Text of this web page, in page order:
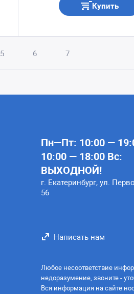
Купить
5 6 7
Пн—Пт: 10:00 —
10:00 — 18:00 Вс:
ВЫХОДНОЙ!
г. Екатеринбург, ул.
56
Написать нам
Любое несоответствие
недоразумение, звоните -
Вся информация на сайте